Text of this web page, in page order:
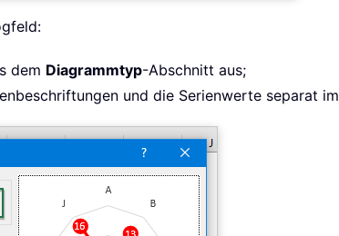
dem Diagrammtyp-Abschnitt aus;
und die Serienwerte separat im